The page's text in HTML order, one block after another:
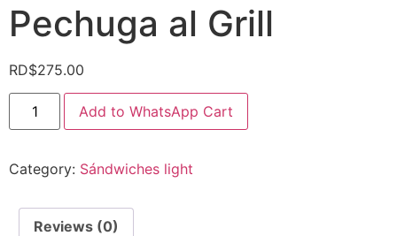
Pechuga al Grill
RD$275.00
Add to WhatsApp Cart
Category: Sándwiches light
Reviews (0)